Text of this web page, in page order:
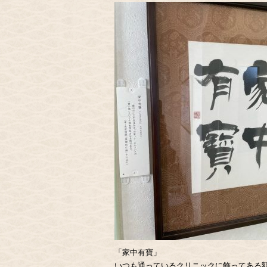
「家中有寶」